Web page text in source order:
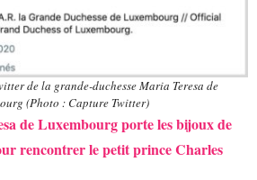
de la grande-duchesse Maria Teresa de
(Photo : Capture Twitter)
de Luxembourg porte les bijoux de
rencontrer le petit prince Charles